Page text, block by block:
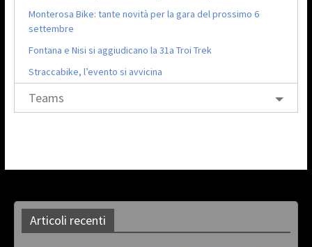
Monterosa Bike: tante novità per la gara del prossimo 6
settembre
Fontana e Nisi si aggiudicano la 31a Troi Trek
Straccabike, l’evento si avvicina
Teams
Articoli recenti